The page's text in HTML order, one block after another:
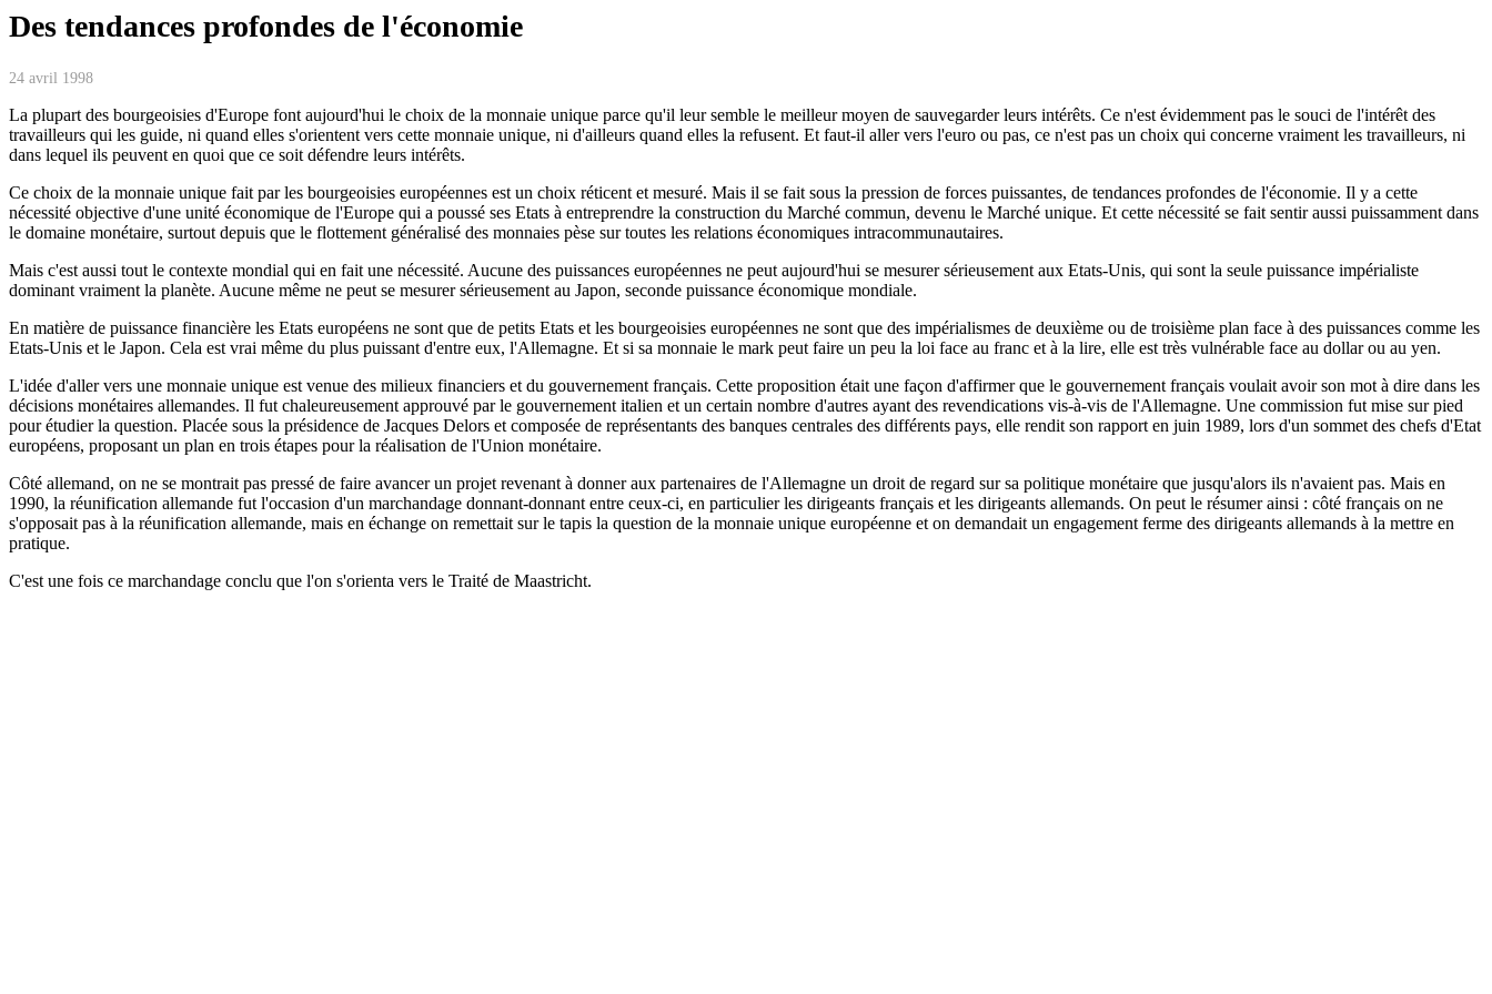
Des tendances profondes de l'économie
24 avril 1998
La plupart des bourgeoisies d'Europe font aujourd'hui le choix de la monnaie unique parce qu'il leur semble le meilleur moyen de sauvegarder leurs intérêts. Ce n'est évidemment pas le souci de l'intérêt des
travailleurs qui les guide, ni quand elles s'orientent vers cette monnaie unique, ni d'ailleurs quand elles la refusent. Et faut-il aller vers l'euro ou pas, ce n'est pas un choix qui concerne vraiment les travailleurs, ni
dans lequel ils peuvent en quoi que ce soit défendre leurs intérêts.
Ce choix de la monnaie unique fait par les bourgeoisies européennes est un choix réticent et mesuré. Mais il se fait sous la pression de forces puissantes, de tendances profondes de l'économie. Il y a cette
nécessité objective d'une unité économique de l'Europe qui a poussé ses Etats à entreprendre la construction du Marché commun, devenu le Marché unique. Et cette nécessité se fait sentir aussi puissamment dans
le domaine monétaire, surtout depuis que le flottement généralisé des monnaies pèse sur toutes les relations économiques intracommunautaires.
Mais c'est aussi tout le contexte mondial qui en fait une nécessité. Aucune des puissances européennes ne peut aujourd'hui se mesurer sérieusement aux Etats-Unis, qui sont la seule puissance impérialiste
dominant vraiment la planète. Aucune même ne peut se mesurer sérieusement au Japon, seconde puissance économique mondiale.
En matière de puissance financière les Etats européens ne sont que de petits Etats et les bourgeoisies européennes ne sont que des impérialismes de deuxième ou de troisième plan face à des puissances comme les
Etats-Unis et le Japon. Cela est vrai même du plus puissant d'entre eux, l'Allemagne. Et si sa monnaie le mark peut faire un peu la loi face au franc et à la lire, elle est très vulnérable face au dollar ou au yen.
L'idée d'aller vers une monnaie unique est venue des milieux financiers et du gouvernement français. Cette proposition était une façon d'affirmer que le gouvernement français voulait avoir son mot à dire dans les
décisions monétaires allemandes. Il fut chaleureusement approuvé par le gouvernement italien et un certain nombre d'autres ayant des revendications vis-à-vis de l'Allemagne. Une commission fut mise sur pied
pour étudier la question. Placée sous la présidence de Jacques Delors et composée de représentants des banques centrales des différents pays, elle rendit son rapport en juin 1989, lors d'un sommet des chefs d'Etat
européens, proposant un plan en trois étapes pour la réalisation de l'Union monétaire.
Côté allemand, on ne se montrait pas pressé de faire avancer un projet revenant à donner aux partenaires de l'Allemagne un droit de regard sur sa politique monétaire que jusqu'alors ils n'avaient pas. Mais en
1990, la réunification allemande fut l'occasion d'un marchandage donnant-donnant entre ceux-ci, en particulier les dirigeants français et les dirigeants allemands. On peut le résumer ainsi : côté français on ne
s'opposait pas à la réunification allemande, mais en échange on remettait sur le tapis la question de la monnaie unique européenne et on demandait un engagement ferme des dirigeants allemands à la mettre en
pratique.
C'est une fois ce marchandage conclu que l'on s'orienta vers le Traité de Maastricht.